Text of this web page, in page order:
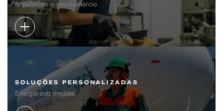
Impulsione o seu comércio
SOLUÇÕES PERSONALIZADAS
Energia sob medida